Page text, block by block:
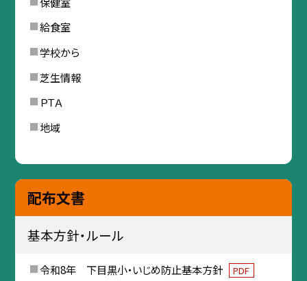
給食室
学校から
芝生情報
ＰＴＡ
地域
配布文書
基本方針・ルール
令和8年 下目黒小・いじめ防止基本方針 PDF